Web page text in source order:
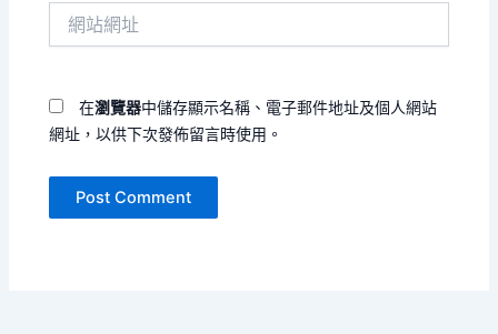
在瀏覽器中儲存顯示名稱、電子郵件地址及個人網站
網址，以供下次發佈留言時使用。